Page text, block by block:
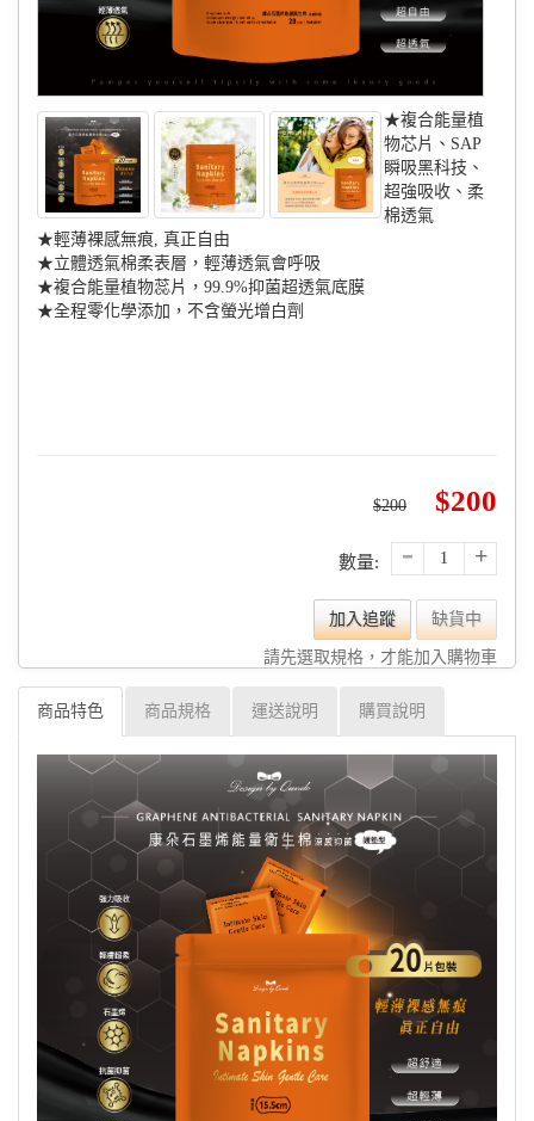
★複合能量植
物芯片、SAP
瞬吸黑科技、
超強吸收、柔
棉透氣
★輕薄裸感無痕, 真正自由
★立體透氣棉柔表層，輕薄透氣會呼吸
★複合能量植物蕊片，99.9%抑菌超透氣底膜
★全程零化學添加，不含螢光增白劑
200 200
數量: - +
加入追蹤 缺貨中
請先選取規格，才能加入購物車
商品特色 商品規格 運送說明 購買說明